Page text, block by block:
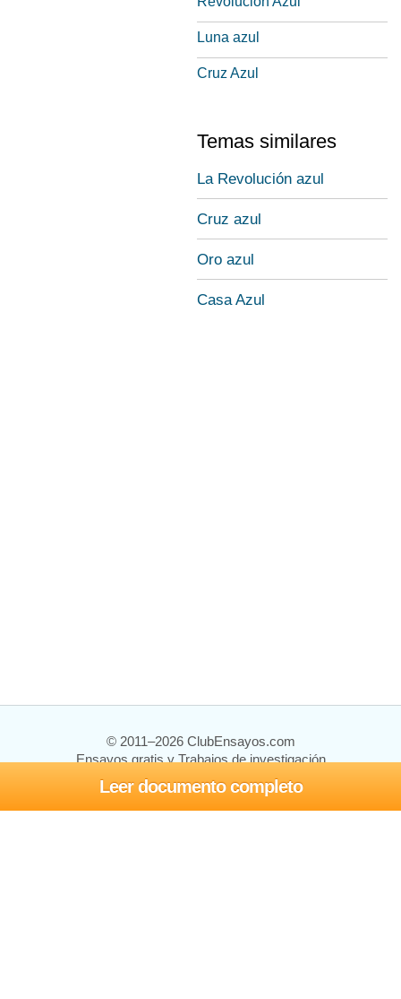
Leer documento completo
Luna azul
Cruz Azul
Temas similares
La Revolución azul
Cruz azul
Oro azul
Casa Azul
© 2011–2026 ClubEnsayos.com
Ensayos gratis y Trabajos de investigación